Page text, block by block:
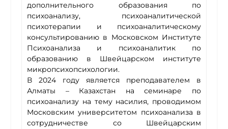
дополнительного образования по
психоанализу, психоаналитической
психотерапии и психоаналитическому
консультированию в Московском Институте
Психоанализа и психоаналитик по
образованию в Швейцарском институте
микропсихопсихологии.
В 2024 году является преподавателем в
Алматы – Казахстан на семинаре по
психоанализу на тему насилия, проводимом
Московским университетом психоанализа в
сотрудничестве со Швейцарским